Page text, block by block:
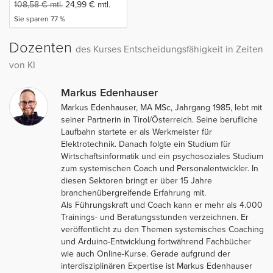
108,58€mtl. 24,99 € mtl.
Sie sparen 77 %
Dozenten des Kurses Entscheidungsfähigkeit in Zeiten
von KI
Markus Edenhauser
Markus Edenhauser, MA MSc, Jahrgang 1985, lebt mit
seiner Partnerin in Tirol/Österreich. Seine berufliche
Laufbahn startete er als Werkmeister für
Elektrotechnik. Danach folgte ein Studium für
Wirtschaftsinformatik und ein psychosoziales Studium
zum systemischen Coach und Personalentwickler. In
diesen Sektoren bringt er über 15 Jahre
branchenübergreifende Erfahrung mit.
Als Führungskraft und Coach kann er mehr als 4.000
Trainings- und Beratungsstunden verzeichnen. Er
veröffentlicht zu den Themen systemisches Coaching
und Arduino-Entwicklung fortwährend Fachbücher
wie auch Online-Kurse. Gerade aufgrund der
interdisziplinären Expertise ist Markus Edenhauser